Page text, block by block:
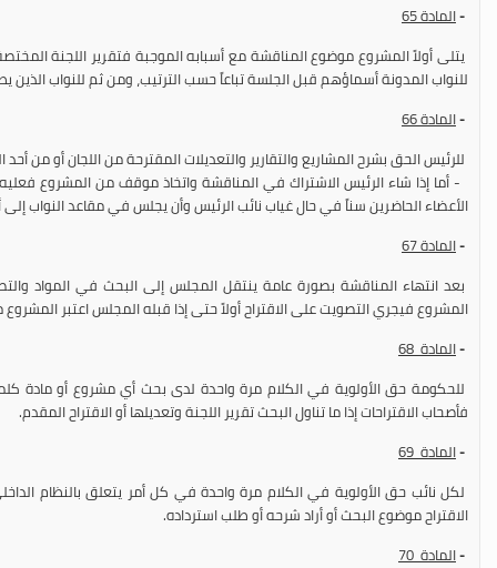
-المادة 65
يتلى أولاً المشروع موضوع المناقشة مع أسبابه الموجبة فتقرير اللجنة
للنواب المدونة أسماؤهم قبل الجلسة تباعاً حسب الترتيب، ومن ثم للنواب الذين
-المادة 66
للرئيس الحق بشرح المشاريع والتقارير والتعديلات المقترحة من اللجان أو من
- أما إذا شاء الرئيس الاشتراك في المناقشة واتخاذ موقف من المشروع فعليه
الأعضاء الحاضرين سناً في حال غياب نائب الرئيس وأن يجلس في مقاعد النواب
-المادة 67
بعد انتهاء المناقشة بصورة عامة ينتقل المجلس إلى البحث في المواد
المشروع فيجري التصويت على الاقتراح أولاً حتى إذا قبله المجلس اعتبر
-المادة 68
للحكومة حق الأولوية في الكلام مرة واحدة لدى بحث أي مشروع أو مادة
فأصحاب الاقتراحات إذا ما تناول البحث تقرير اللجنة وتعديلها أو الاقتراح المقدم.
-المادة 69
لكل نائب حق الأولوية في الكلام مرة واحدة في كل أمر يتعلق بالنظام
الاقتراح موضوع البحث أو أراد شرحه أو طلب استرداده.
-المادة 70